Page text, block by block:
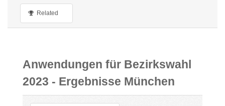
Related
Anwendungen für Bezirkswahl
2023 - Ergebnisse München